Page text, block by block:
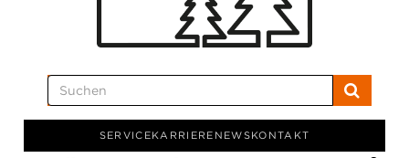
SERVICEKARRIERE NEWSKONTAKT